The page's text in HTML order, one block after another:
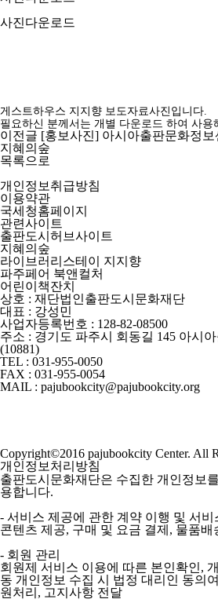
사진다운로드
게스트하우스 지지향 보도자료사진입니다.
필요하신 분께서는 개별 다운로드 하여 사용
이전글 [홍보사진] 아시아출판문화정보
지혜의숲
목록으로
개인정보취급방침
이용약관
국세청홈페이지
관련사이트
출판도시허브사이트
지혜의숲
라이브러리스테이 지지향
파주페어 북앤컬처
어린이책잔치
상호 : 재단법인출판도시문화재단
대표 : 강성민
사업자등록번호 : 128-82-08500
주소 : 경기도 파주시 회동길 145 아시
(10881)
TEL : 031-955-0050
FAX : 031-955-0054
MAIL : pajubookcity@pajubookcity.org
Copyright©2016 pajubookcity Center. All
개인정보처리방침
출판도시문화재단은 수집한 개인정보
용합니다.
- 서비스 제공에 관한 계약 이행 및 서
콘텐츠 제공, 구매 및 요금 결제, 물품
- 회원 관리
회원제 서비스 이용에 따른 본인확인,
동 개인정보 수집 시 법정 대리인 동의
원처리, 고지사항 전달